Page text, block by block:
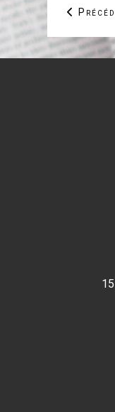
Article